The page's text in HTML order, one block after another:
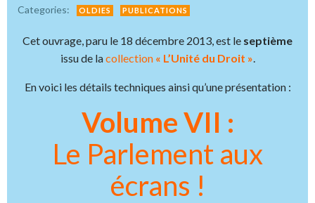
Categories: OLDIES PUBLICATIONS
Cet ouvrage, paru le 18 décembre 2013, est le septième
issu de lacollection « L’Unité du Droit ».
En voici les détails techniques ainsi qu’une présentation :
Volume VII :
Le Parlement aux
écrans !